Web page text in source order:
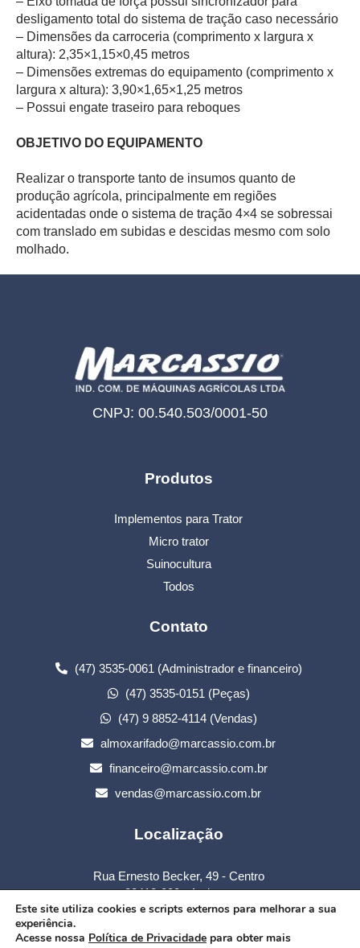
desligamento total do sistema de tração caso necessário
– Dimensões da carroceria (comprimento x largura x
altura): 2,35×1,15×0,45 metros
– Dimensões extremas do equipamento (comprimento x
largura x altura): 3,90×1,65×1,25 metros
– Possui engate traseiro para reboques
OBJETIVO DO EQUIPAMENTO
Realizar o transporte tanto de insumos quanto de
produção agrícola, principalmente em regiões
acidentadas onde o sistema de tração 4×4 se sobressai
com translado em subidas e descidas mesmo com solo
molhado.
CNPJ: 00.540.503/0001-50
Produtos
Implementos para Trator
Micro trator
Suinocultura
Todos
Contato
(47) 3535-0061 (Administrador e financeiro)
(47) 3535-0151 (Peças)
(47) 9 8852-4114 (Vendas)
almoxarifado@marcassio.com.br
financeiro@marcassio.com.br
vendas@marcassio.com.br
Localização
Rua Ernesto Becker, 49 - Centro
88410-000 - Atalanta
Santa Catarina
Este site utiliza cookies e scripts externos para melhorar a sua
experiência.
Acesse nossa Política de Privacidade para obter mais